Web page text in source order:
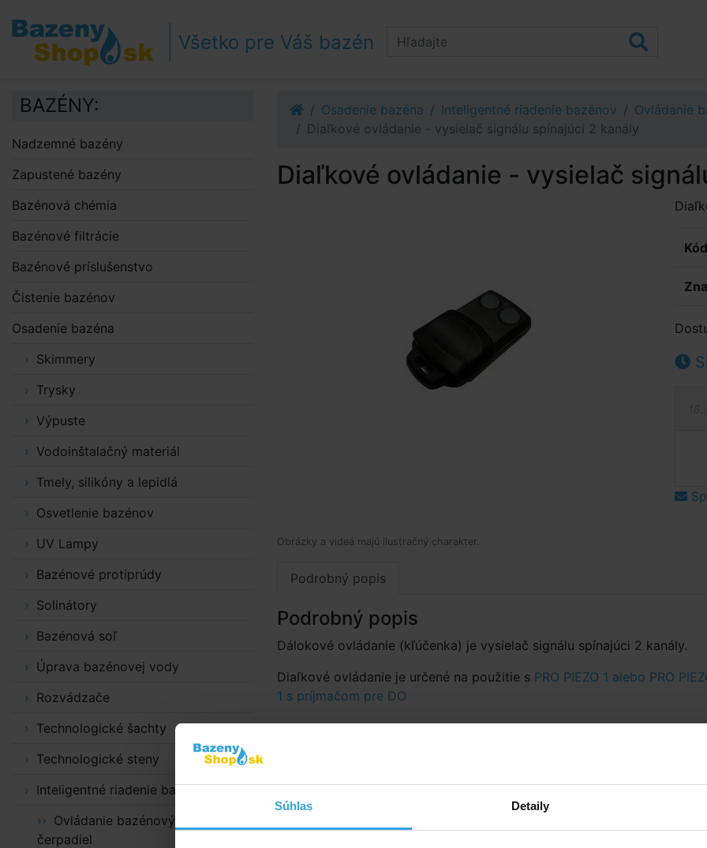
Súhlas Detaily
Prejsť na obsah
Prejsť k bočnému stĺpci
Klávesové skratky
Všetko pre Váš bazén
Osadenie bazéna Inteligentné riadenie bazénov
Ovládanie
Diaľkové ovládanie - vysielač signálu spínajúci 2 kanály
Diaľkové ovládanie - vysielač
Obrázky a videá majú ilustračný charakter.
Podrobný popis
Podrobný popis
Dálokové ovládanie (kľúčenka) je vysielač signálu spínajúci 2 kanály.
Diaľkové ovládanie je určené na použitie s PRO PIEZO 1 alebo PRO
1 s príjmačom pre DO
BAZÉNY:
Nadzemné bazény
Zapustené bazény
Bazénová chémia
Bazénové filtrácie
Bazénové príslušenstvo
Čistenie bazénov
Osadenie bazéna
Skimmery
Trysky
Výpuste
Vodoinštalačný materiál
Tmely, silikóny a lepidlá
Osvetlenie bazénov
UV Lampy
Bazénové protiprúdy
Solinátory
Bazénová soľ
Úprava bazénovej vody
Rozvádzače
Technologické šachty
Technologické steny
Inteligentné riadenie bazénov
Ovládanie bazénových
čerpadiel